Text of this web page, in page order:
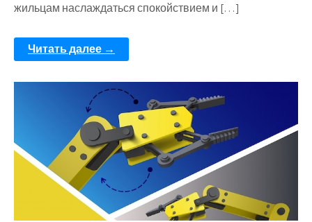
жильцам наслаждаться спокойствием и […]
Читать далее →